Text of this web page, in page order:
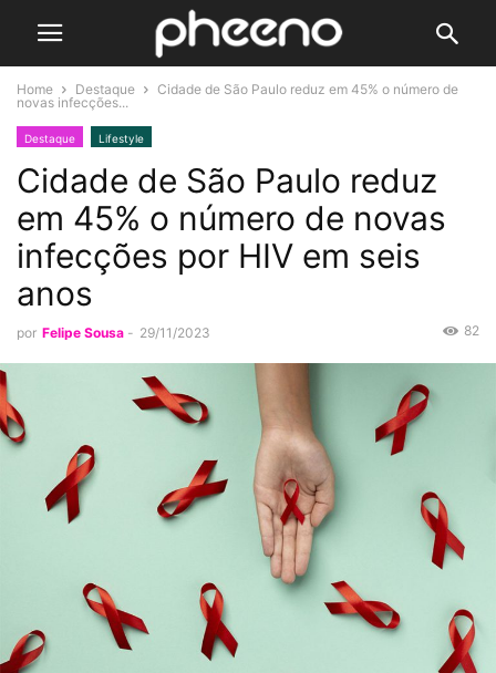
Home Destaque
Cidade de São Paulo reduz em 45% o número de
novas infecções...
Destaque Lifestyle
Cidade de São Paulo reduz
em 45% o número de novas
infecções por HIV em seis
anos
por Felipe Sousa - 29/11/2023 82